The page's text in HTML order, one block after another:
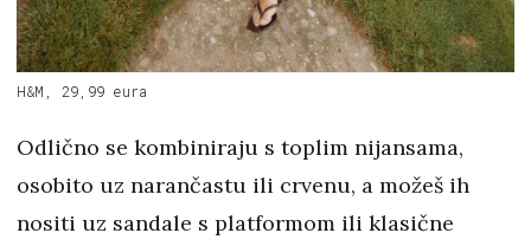
H&M, 29,99 eura
Odlično se kombiniraju s toplim nijansama,
osobito uz narančastu ili crvenu, a možeš ih
nositi uz sandale s platformom ili klasične